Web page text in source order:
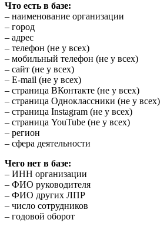
Что есть в базе:
– наименование организации
– город
– адрес
– телефон (не у всех)
– мобильный телефон (не у всех)
– сайт (не у всех)
– E-mail (не у всех)
– страница ВКонтакте (не у всех)
– страница Одноклассники (не у всех)
– страница Instagram (не у всех)
– страница YouTube (не у всех)
– регион
– сфера деятельности
Чего нет в базе:
– ИНН организации
– ФИО руководителя
– ФИО других ЛПР
– число сотрудников
– годовой оборот